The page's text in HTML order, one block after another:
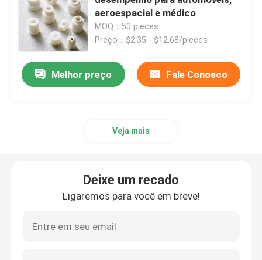
Peças de trituração de gerencio do CNC
Peças de aço inoxidável do CNC
Peças de corte a laser
aeroespacial e médico
MOQ：50 pieces
Preço：$2.35 - $12.68/pieces
Melhor preço Fale Conosco
Veja mais
Deixe um recado
Ligaremos para você em breve!